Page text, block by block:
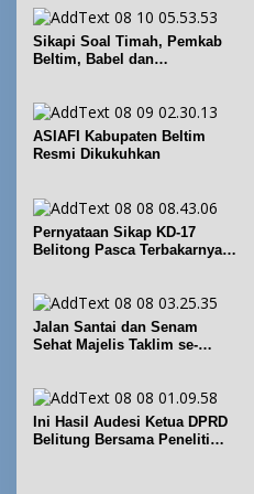
Sikapi Soal Timah, Pemkab
Beltim, Babel dan
ASIAFI Kabupaten Beltim
Resmi Dikukuhkan
Pernyataan Sikap KD-17
Belitong Pasca Terbakarnya
Jalan Santai dan Senam
Sehat Majelis Taklim se-
Ini Hasil Audesi Ketua DPRD
Belitung Bersama Peneliti